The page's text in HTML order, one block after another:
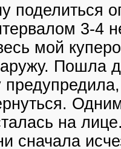
поделиться
3-4
мой
Пошла
на
сначала